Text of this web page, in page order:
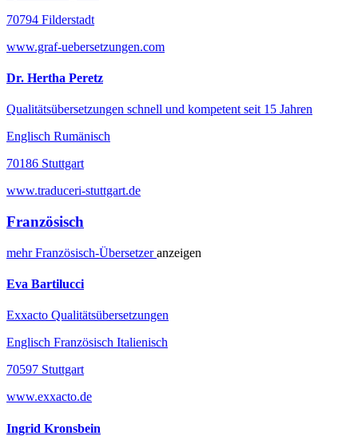
70794 Filderstadt
www.graf-uebersetzungen.com
Dr. Hertha Peretz
Qualitätsübersetzungen schnell und kompetent seit 15 Jahren
Englisch Rumänisch
70186 Stuttgart
www.traduceri-stuttgart.de
Französisch
mehrFranzösisch-Übersetzeranzeigen
Eva Bartilucci
Exxacto Qualitätsübersetzungen
Englisch Französisch Italienisch
70597 Stuttgart
www.exxacto.de
Ingrid Kronsbein